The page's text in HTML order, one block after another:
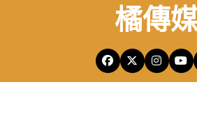
橘傳